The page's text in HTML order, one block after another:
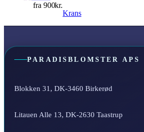
900kr.
Krans
PARADISBLOMSTER APS
Blokken 31, DK-3460 Birkerød
Litauen Alle 13, DK-2630 Taastrup